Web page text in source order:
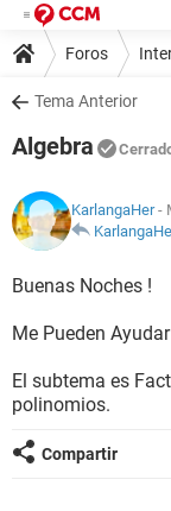
Foros
Tema Anterior
Algebra
KarlangaHer-
Buenas Noches !
Me Pueden
El subtema es
polinomios.
Compartir